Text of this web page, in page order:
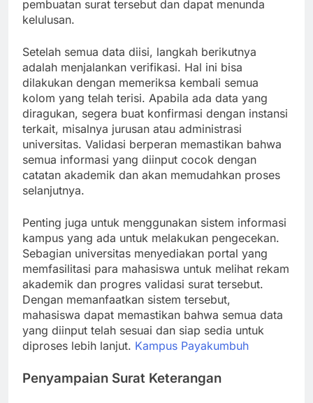
pembuatan surat tersebut dan dapat menunda
kelulusan.
Setelah semua data diisi, langkah berikutnya
adalah menjalankan verifikasi. Hal ini bisa
dilakukan dengan memeriksa kembali semua
kolom yang telah terisi. Apabila ada data yang
diragukan, segera buat konfirmasi dengan instansi
terkait, misalnya jurusan atau administrasi
universitas. Validasi berperan memastikan bahwa
semua informasi yang diinput cocok dengan
catatan akademik dan akan memudahkan proses
selanjutnya.
Penting juga untuk menggunakan sistem informasi
kampus yang ada untuk melakukan pengecekan.
Sebagian universitas menyediakan portal yang
memfasilitasi para mahasiswa untuk melihat rekam
akademik dan progres validasi surat tersebut.
Dengan memanfaatkan sistem tersebut,
mahasiswa dapat memastikan bahwa semua data
yang diinput telah sesuai dan siap sedia untuk
diproses lebih lanjut. Kampus Payakumbuh
Penyampaian Surat Keterangan